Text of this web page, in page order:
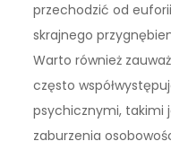
przechodzić od
skrajnego
Warto również
często
psychicznymi, takimi
zaburzenia